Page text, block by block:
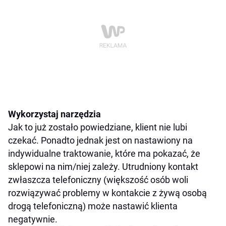
Wykorzystaj narzędzia
Jak to już zostało powiedziane, klient nie lubi
czekać. Ponadto jednak jest on nastawiony na
indywidualne traktowanie, które ma pokazać, że
sklepowi na nim/niej zależy. Utrudniony kontakt
zwłaszcza telefoniczny (większość osób woli
rozwiązywać problemy w kontakcie z żywą osobą
drogą telefoniczną) może nastawić klienta
negatywnie.